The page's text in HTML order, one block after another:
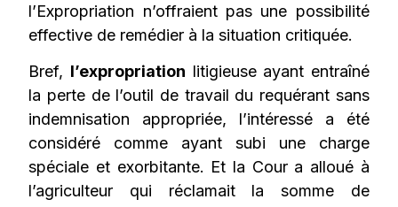
l’Expropriation n’offraient pas une possibilité
effective de remédier à la situation critiquée.
Bref, l’expropriation litigieuse ayant entraîné
la perte de l’outil de travail du requérant sans
indemnisation appropriée, l’intéressé a été
considéré comme ayant subi une charge
spéciale et exorbitante. Et la Cour a alloué à
l’agriculteur qui réclamait la somme de